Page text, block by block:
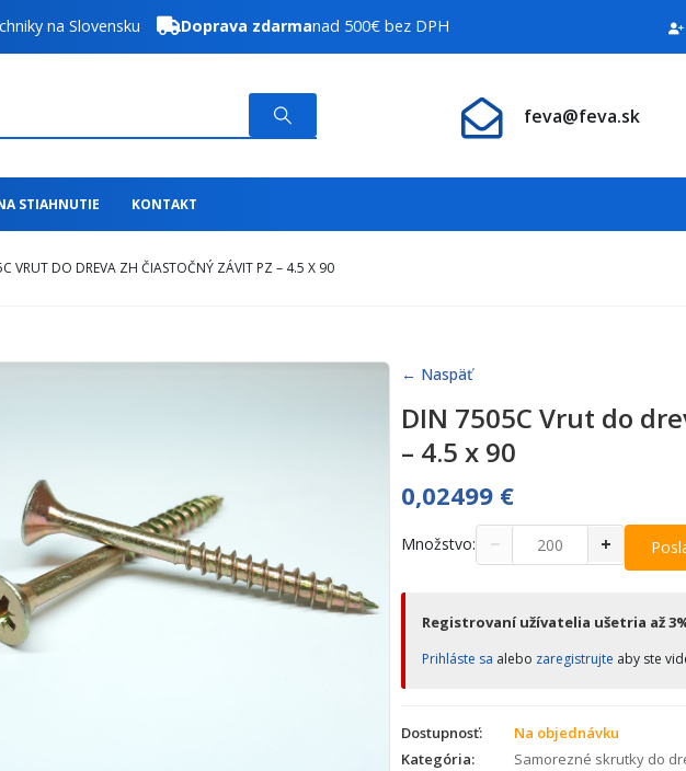
na Slovensku Doprava zdarmanad 500€ bez DPH
feva@feva.sk
STIAHNUTIE KONTAKT
VRUT DO DREVA ZH ČIASTOČNÝ ZÁVIT PZ – 4.5 X 90
← Naspäť
DIN 7505C Vrut do
– 4.5 x 90
0,02499 €
Množstvo: − +
Registrovaní užívatelia ušetria až
Prihláste sa alebo zaregistrujte aby ste
Dostupnosť:
Na objednávku
Kategória:
Samorezné skrutky do